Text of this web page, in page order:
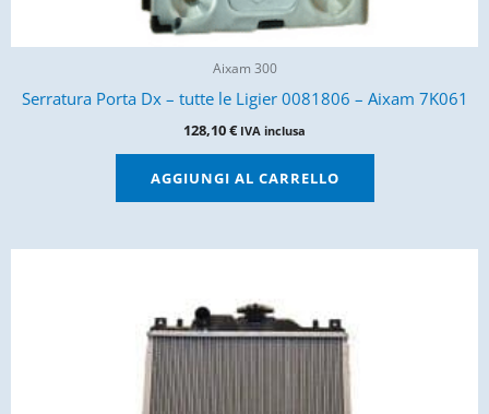
Aixam 300
Serratura Porta Dx – tutte le Ligier 0081806 – Aixam 7K061
128,10€ IVA inclusa
AGGIUNGI AL CARRELLO